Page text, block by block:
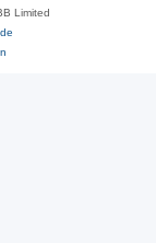
Limited